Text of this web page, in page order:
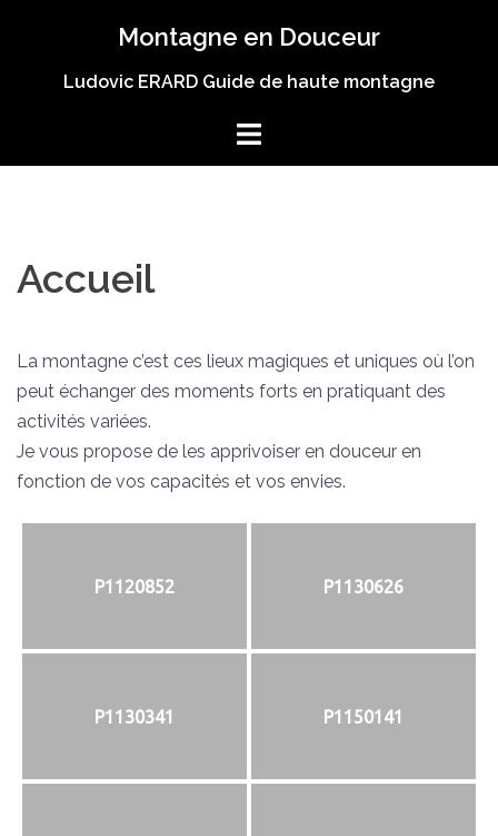
contenu
Montagne en Douceur
Ludovic ERARD Guide de haute montagne
Accueil
La montagne c’est ces lieux magiques et uniques où l’on
peut échanger des moments forts en pratiquant des
activités variées.
Je vous propose de les apprivoiser en douceur en
fonction de vos capacités et vos envies.
P1120852 P1130626
P1130341 P1150141